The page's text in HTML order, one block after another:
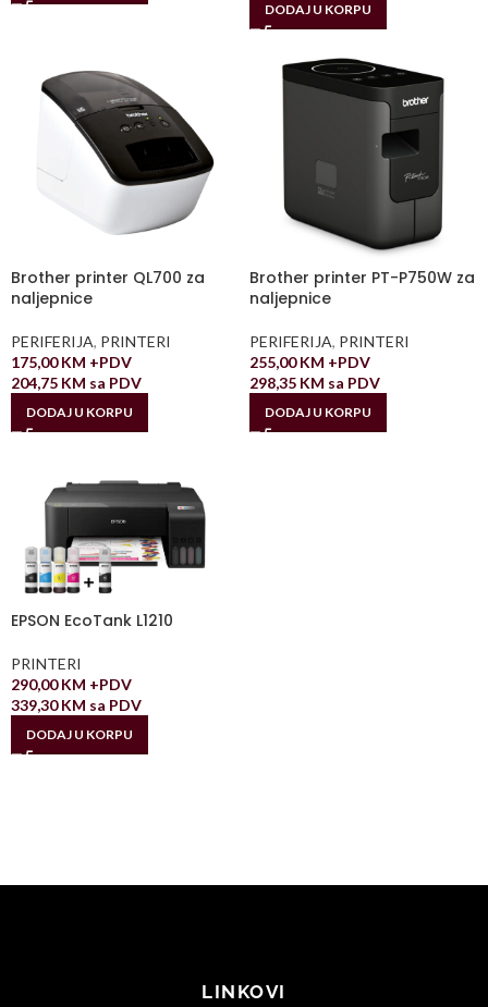
DODAJ U KORPU
Brother printer QL700 za
naljepnice
PERIFERIJA, PRINTERI
175,00KM +PDV
204,75 KM sa PDV
DODAJ U KORPU
Brother printer PT-P750W za
naljepnice
PERIFERIJA, PRINTERI
255,00KM +PDV
298,35 KM sa PDV
DODAJ U KORPU
EPSON EcoTank L1210
PRINTERI
290,00KM +PDV
339,30KM sa PDV
DODAJ U KORPU
LINKOVI